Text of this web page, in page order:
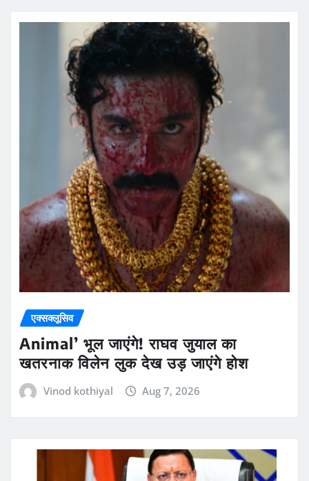
एक्सक्लूसिव
Animal’ भूल जाएंगे! राघव जुयाल का
खतरनाक विलेन लुक देख उड़ जाएंगे होश
Vinod kothiyal Aug 7, 2026